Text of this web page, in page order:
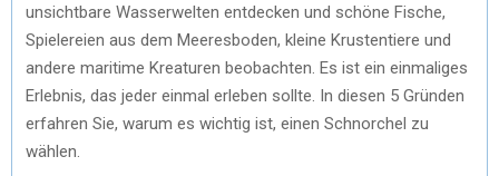
unsichtbare Wasserwelten entdecken und schöne Fische,
Spielereien aus dem Meeresboden, kleine Krustentiere und
andere maritime Kreaturen beobachten. Es ist ein einmaliges
Erlebnis, das jeder einmal erleben sollte. In diesen 5 Gründen
erfahren Sie, warum es wichtig ist, einen Schnorchel zu
wählen.